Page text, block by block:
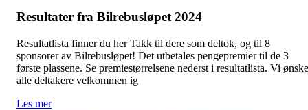
Resultater fra Bilrebusløpet 2024
Resultatlista finner du her Takk til dere som deltok, og til 8
sponsorer av Bilrebusløpet! Det utbetales pengepremier til de 3
første plassene. Se premiestørrelsene nederst i resultatlista. Vi
alle deltakere velkommen ig
Les mer